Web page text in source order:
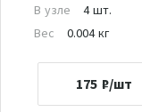
В узле
4 шт.
Вес
0.004 кг
175 ₽/шт